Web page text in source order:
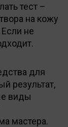
тест –
на кожу
не
для
результат,
виды
мастера.